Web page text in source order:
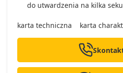
do utwardzenia na kilka
karta techniczna karta